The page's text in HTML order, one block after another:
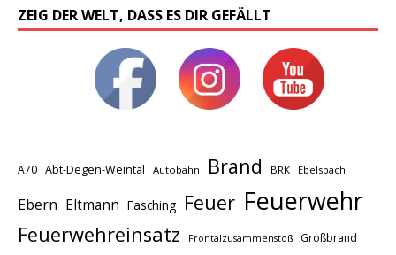
ZEIG DER WELT, DASS ES DIR GEFÄLLT
A70 Abt-Degen-Weintal Autobahn Brand BRK Ebelsbach
Ebern Eltmann Fasching Feuer Feuerwehr
Feuerwehreinsatz Frontalzusammenstoß Großbrand